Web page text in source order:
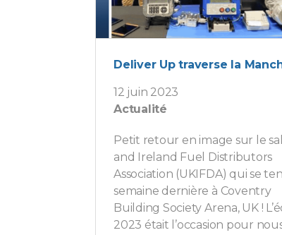
Deliver Up traverse la
12 juin 2023
Actualité
Petit retour en image sur le
and Ireland Fuel Distributors
Association (UKIFDA) qui se
semaine dernière à Coventry
Building Society Arena, UK !
2023 était l’occasion pour